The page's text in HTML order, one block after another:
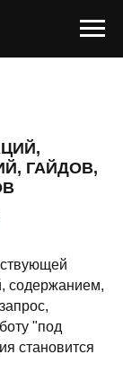
ГАЙДОВ,
содержанием,
"под
становится